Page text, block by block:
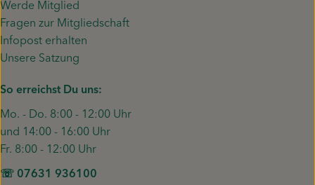
Werde Mitglied
Fragen zur Mitgliedschaft
Infopost erhalten
Unsere Satzung
So erreichst Du uns:
Mo. - Do. 8:00 - 12:00 Uhr
und 14:00 - 16:00 Uhr
Fr. 8:00 - 12:00 Uhr
☏ 07631 936100